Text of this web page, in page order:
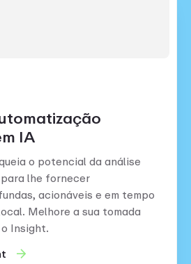
IA
o potencial da análise
lhe fornecer
acionáveis e em tempo
Melhore a sua tomada
Insight.